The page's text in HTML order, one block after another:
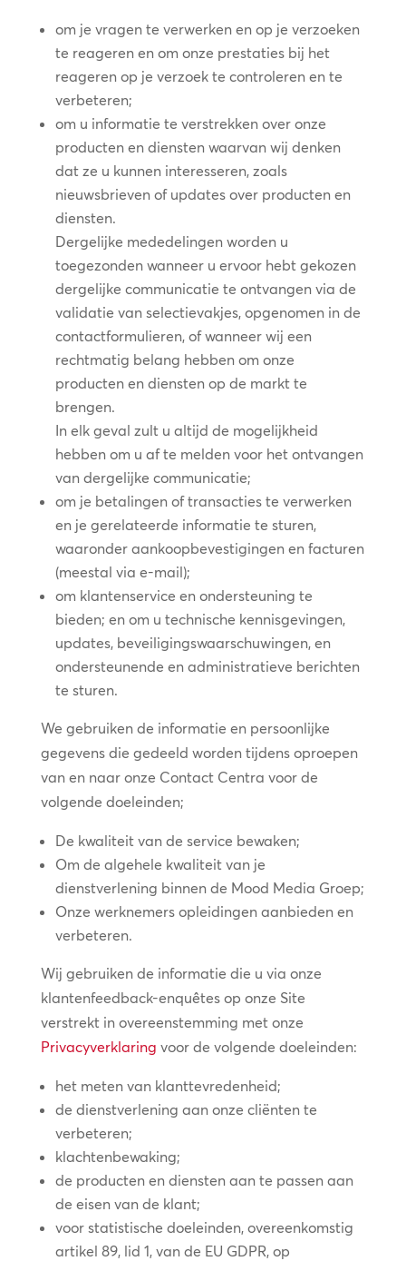
om je vragen te verwerken en op je verzoeken
te reageren en om onze prestaties bij het
reageren op je verzoek te controleren en te
verbeteren;
om u informatie te verstrekken over onze
producten en diensten waarvan wij denken
dat ze u kunnen interesseren, zoals
nieuwsbrieven of updates over producten en
diensten.
Dergelijke mededelingen worden u
toegezonden wanneer u ervoor hebt gekozen
dergelijke communicatie te ontvangen via de
validatie van selectievakjes, opgenomen in de
contactformulieren, of wanneer wij een
rechtmatig belang hebben om onze
producten en diensten op de markt te
brengen.
In elk geval zult u altijd de mogelijkheid
hebben om u af te melden voor het ontvangen
van dergelijke communicatie;
om je betalingen of transacties te verwerken
en je gerelateerde informatie te sturen,
waaronder aankoopbevestigingen en facturen
(meestal via e-mail);
om klantenservice en ondersteuning te
bieden; en om u technische kennisgevingen,
updates, beveiligingswaarschuwingen, en
ondersteunende en administratieve berichten
te sturen.
We gebruiken de informatie en persoonlijke
gegevens die gedeeld worden tijdens oproepen
van en naar onze Contact Centra voor de
volgende doeleinden;
De kwaliteit van de service bewaken;
Om de algehele kwaliteit van je
dienstverlening binnen de Mood Media Groep;
Onze werknemers opleidingen aanbieden en
verbeteren.
Wij gebruiken de informatie die u via onze
klantenfeedback-enquêtes op onze Site
verstrekt in overeenstemming met onze
Privacyverklaring voor de volgende doeleinden:
het meten van klanttevredenheid;
de dienstverlening aan onze cliënten te
verbeteren;
klachtenbewaking;
de producten en diensten aan te passen aan
de eisen van de klant;
voor statistische doeleinden, overeenkomstig
artikel 89, lid 1, van de EU GDPR, op